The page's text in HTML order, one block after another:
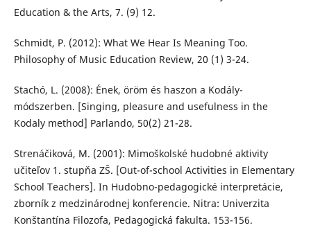
Education & the Arts, 7. (9) 12.
Schmidt, P. (2012): What We Hear Is Meaning Too.
Philosophy of Music Education Review, 20 (1) 3-24.
Stachó, L. (2008): Ének, öröm és haszon a Kodály-
módszerben. [Singing, pleasure and usefulness in the
Kodaly method] Parlando, 50(2) 21-28.
Strenáčiková, M. (2001): Mimoškolské hudobné aktivity
učiteľov 1. stupňa ZŠ. [Out-of-school Activities in Elementary
School Teachers]. In Hudobno-pedagogické interpretácie,
zborník z medzinárodnej konferencie. Nitra: Univerzita
Konštantína Filozofa, Pedagogická fakulta. 153-156.